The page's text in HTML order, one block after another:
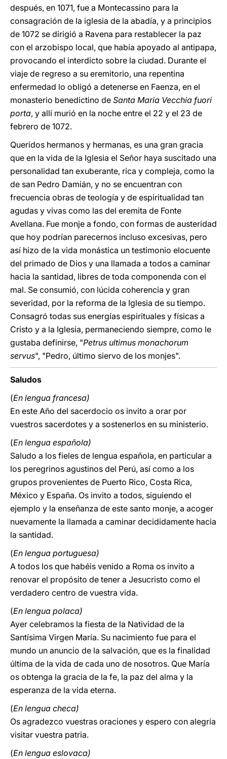
después, en 1071, fue a Montecassino para la
consagración de la iglesia de la abadía, y a principios
de 1072 se dirigió a Ravena para restablecer la paz
con el arzobispo local, que había apoyado al antipapa,
provocando el interdicto sobre la ciudad. Durante el
viaje de regreso a su eremitorio, una repentina
enfermedad lo obligó a detenerse en Faenza, en el
monasterio benedictino de Santa Maria Vecchia fuori
porta, y allí murió en la noche entre el 22 y el 23 de
febrero de 1072.
Queridos hermanos y hermanas, es una gran gracia
que en la vida de la Iglesia el Señor haya suscitado una
personalidad tan exuberante, rica y compleja, como la
de san Pedro Damián, y no se encuentran con
frecuencia obras de teología y de espiritualidad tan
agudas y vivas como las del eremita de Fonte
Avellana. Fue monje a fondo, con formas de austeridad
que hoy podrían parecernos incluso excesivas, pero
así hizo de la vida monástica un testimonio elocuente
del primado de Dios y una llamada a todos a caminar
hacia la santidad, libres de toda componenda con el
mal. Se consumió, con lúcida coherencia y gran
severidad, por la reforma de la Iglesia de su tiempo.
Consagró todas sus energías espirituales y físicas a
Cristo y a la Iglesia, permaneciendo siempre, como le
gustaba definirse, "Petrus ultimus monachorum
servus", "Pedro, último siervo de los monjes".
Saludos
(En lengua francesa)
En este Año del sacerdocio os invito a orar por
vuestros sacerdotes y a sostenerlos en su ministerio.
(En lengua española)
Saludo a los fieles de lengua española, en particular a
los peregrinos agustinos del Perú, así como a los
grupos provenientes de Puerto Rico, Costa Rica,
México y España. Os invito a todos, siguiendo el
ejemplo y la enseñanza de este santo monje, a acoger
nuevamente la llamada a caminar decididamente hacia
la santidad.
(En lengua portuguesa)
A todos los que habéis venido a Roma os invito a
renovar el propósito de tener a Jesucristo como el
verdadero centro de vuestra vida.
(En lengua polaca)
Ayer celebramos la fiesta de la Natividad de la
Santísima Virgen María. Su nacimiento fue para el
mundo un anuncio de la salvación, que es la finalidad
última de la vida de cada uno de nosotros. Que María
os obtenga la gracia de la fe, la paz del alma y la
esperanza de la vida eterna.
(En lengua checa)
Os agradezco vuestras oraciones y espero con alegría
visitar vuestra patria.
(En lengua eslovaca)